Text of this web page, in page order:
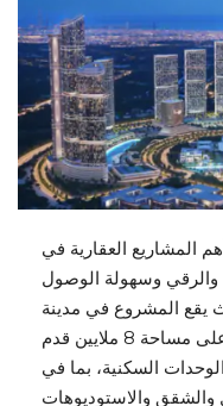
المشاريع العقارية في
والرقي وسهولة الوصول
يقع المشروع في مدينة
محمد بن راشد آل مكتوم، ويمتد على مساحة 8 ملايين قدم
السكنية، بما في